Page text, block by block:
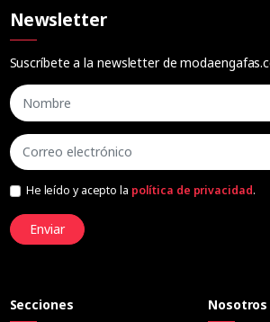
Newsletter
Suscríbete a la newsletter de
He leído y acepto la política de privacidad.
Enviar
Secciones Nosotros